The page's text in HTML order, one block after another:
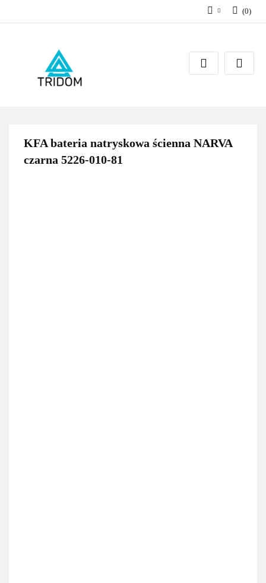
Dodaj zgłoszenie
(0)
KFA bateria natryskowa ścienna NARVA
czarna 5226-010-81